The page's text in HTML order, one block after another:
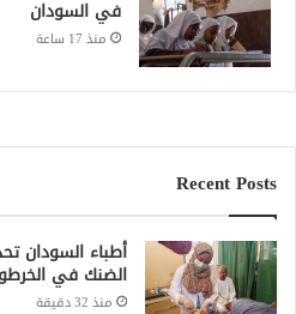
في السودان
منذ 17 ساعة
Recent Posts
أطباء السودان
الضنك في
منذ 32 دقيقة